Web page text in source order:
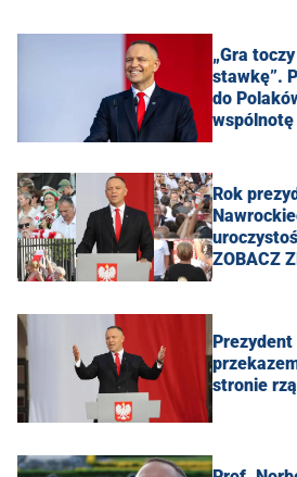
„Gra
stawkę”.
do
wspólnotę
Rok
ZOBACZ
Prezydent
stronie